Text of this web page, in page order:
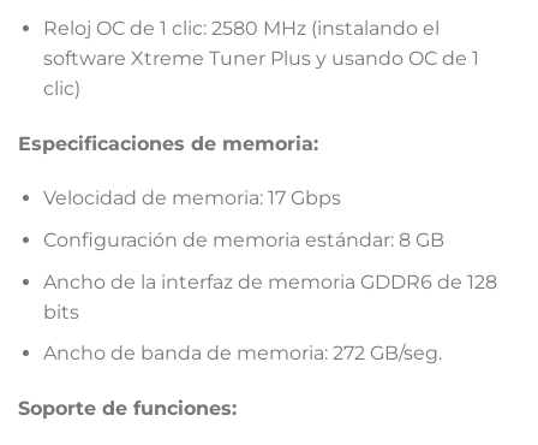
Reloj OC de 1 clic: 2580 MHz (instalando el
software Xtreme Tuner Plus y usando OC de 1
clic)
Especificaciones de memoria:
Velocidad de memoria: 17 Gbps
Configuración de memoria estándar: 8 GB
Ancho de la interfaz de memoria GDDR6 de 128
bits
Ancho de banda de memoria: 272 GB/seg.
Soporte de funciones: